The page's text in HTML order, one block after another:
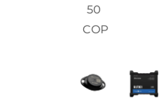
50
COP